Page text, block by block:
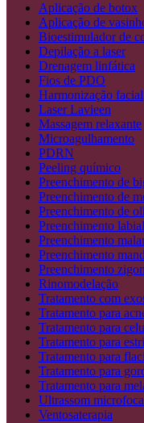
Aplicação de botox
Aplicação de
Bioestimulador de
Depilação a laser
Drenagem linfática
Fios de PDO
Harmonização facial
Laser Lavieen
Massagem relaxante
Microagulhamento
PDRN
Peeling químico
Preenchimento de
Preenchimento de
Preenchimento de
Preenchimento labial
Preenchimento
Preenchimento
Preenchimento
Rinomodelação
Tratamento com
Tratamento para
Tratamento para
Tratamento para
Tratamento para
Tratamento para
Tratamento para
Ultrassom
Ventosaterapia